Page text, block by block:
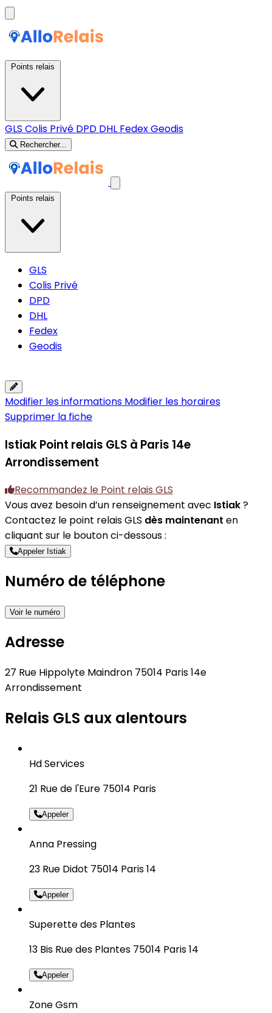
GLS Colis Privé DPD DHL FedexGeodis
Rechercher...
GLS
Colis Privé
DPD
DHL
Fedex
Geodis
Modifier les informations Modifier les horaires
Supprimer la fiche
IstiakPoint relais GLS à Paris 14e
Arrondissement
Recommandez le Point relais GLS
Vous avez besoin d’un renseignement avec Istiak?
Contactez le point relais GLS dès maintenant en
cliquant sur le bouton ci-dessous :
Appeler Istiak
Numéro de téléphone
Voir le numéro
Adresse
27 Rue Hippolyte Maindron 75014 Paris 14e
Arrondissement
Relais GLS aux alentours
Hd Services
21 Rue de l'Eure 75014 Paris
Appeler
Anna Pressing
23 Rue Didot 75014 Paris 14
Appeler
Superette des Plantes
13 Bis Rue des Plantes 75014 Paris 14
Appeler
Zone Gsm